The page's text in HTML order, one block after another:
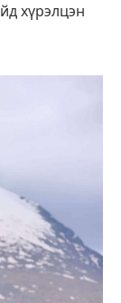
хүрэлцэн